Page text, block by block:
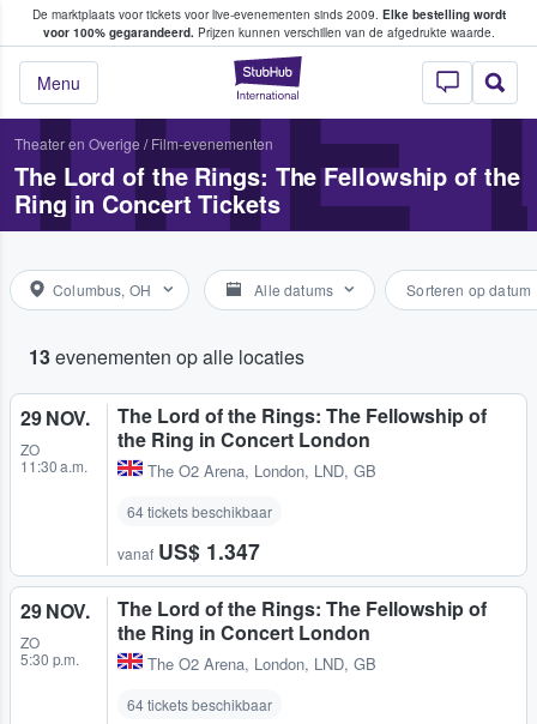
De marktplaats voor tickets voor live-evenementen sinds 2009. Elke bestelling wordt
voor 100% gegarandeerd.Prijzen kunnen verschillen van de afgedrukte waarde.
StubHub: waar
Menu
tickets kopen en verkopen
Theater en Overige / Film-evenementen
The Lord of the Rings: The Fellowship of the
Ring in Concert Tickets
Columbus, OH Alle datums Sorteren op datum
13evenementen op alle locaties
29 NOV.
ZO
11:30 a.m.
The Lord of the Rings: The Fellowship of
the Ring in Concert London
The O2 Arena, London, LND, GB
64 tickets beschikbaar
vanaf US$ 1.347
29 NOV.
ZO
5:30 p.m.
The Lord of the Rings: The Fellowship of
the Ring in Concert London
The O2 Arena, London, LND, GB
64 tickets beschikbaar